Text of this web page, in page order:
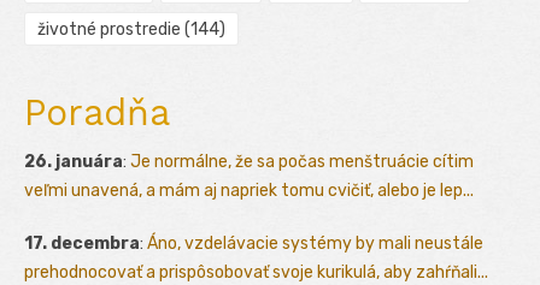
životné prostredie (144)
Poradňa
26. januára: Je normálne, že sa počas menštruácie cítim
veľmi unavená, a mám aj napriek tomu cvičiť, alebo je lep...
17. decembra: Áno, vzdelávacie systémy by mali neustále
prehodnocovať a prispôsobovať svoje kurikulá, aby zahŕňali...